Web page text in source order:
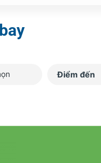
Điểm đến